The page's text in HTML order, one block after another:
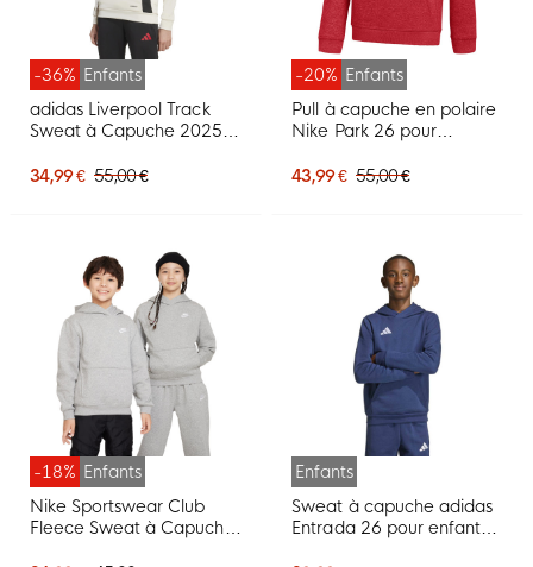
-36% Enfants
adidas Liverpool Track
Sweat à Capuche 2025-
Rouge Noir
34,99 € 55,00 €
-20% Enfants
Pull à capuche en polaire
Nike Park 26 pour
43,99 € 55,00 €
-18% Enfants
Nike Sportswear Club
Fleece Sweat à Capuche
Enfants
Sweat à capuche adidas
Entrada 26 pour enfants,